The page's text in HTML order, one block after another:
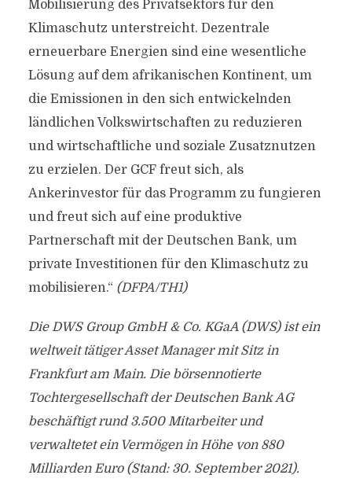
Mobilisierung des Privatsektors für den
Klimaschutz unterstreicht. Dezentrale
erneuerbare Energien sind eine wesentliche
Lösung auf dem afrikanischen Kontinent, um
die Emissionen in den sich entwickelnden
ländlichen Volkswirtschaften zu reduzieren
und wirtschaftliche und soziale Zusatznutzen
zu erzielen. Der GCF freut sich, als
Ankerinvestor für das Programm zu fungieren
und freut sich auf eine produktive
Partnerschaft mit der Deutschen Bank, um
private Investitionen für den Klimaschutz zu
mobilisieren.“ (DFPA/TH1)
Die DWS Group GmbH & Co. KGaA (DWS) ist ein
weltweit tätiger Asset Manager mit Sitz in
Frankfurt am Main. Die börsennotierte
Tochtergesellschaft der Deutschen Bank AG
beschäftigt rund 3.500 Mitarbeiter und
verwaltetet ein Vermögen in Höhe von 880
Milliarden Euro (Stand: 30. September 2021).